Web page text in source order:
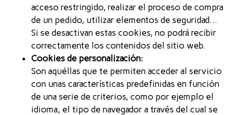
acceso restringido, realizar el proceso de compra
de un pedido, utilizar elementos de seguridad…
Si se desactivan estas cookies, no podrá recibir
correctamente los contenidos del sitio web.
Cookies de personalización:
Son aquéllas que te permiten acceder al servicio
con unas características predefinidas en función
de una serie de criterios, como por ejemplo el
idioma, el tipo de navegador a través del cual se